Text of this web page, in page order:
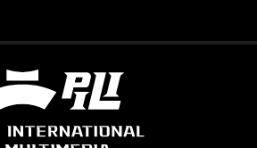
霹靂國際多媒體股份有限公司 PILI